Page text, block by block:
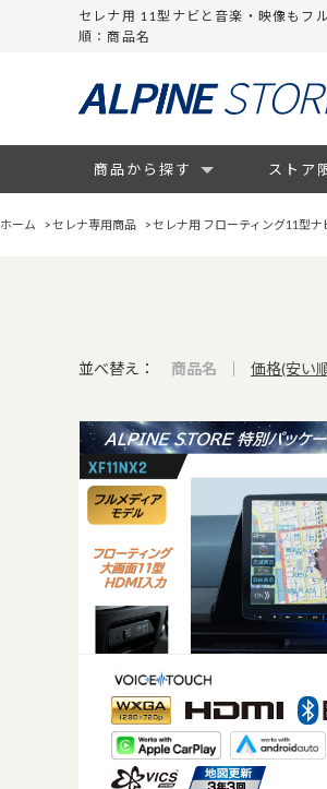
セレナ用 11型ナビと音楽・映像もフ
順：商品名
商品から探す ストア
ホーム >セレナ専用商品 >セレナ用 フローティング11型
並べ替え： 商品名 価格(安い